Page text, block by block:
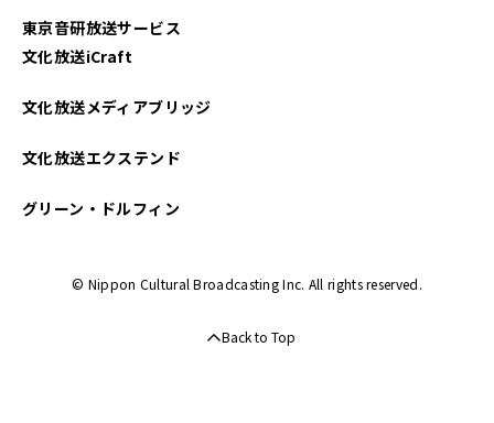
東京音研放送サービス
文化放送iCraft
文化放送メディアブリッジ
文化放送エクステンド
グリーン・ドルフィン
© Nippon Cultural Broadcasting Inc. All rights reserved.
Back to Top